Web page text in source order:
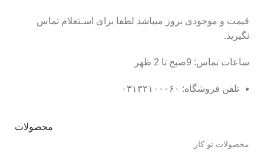
قیمت و موجودی بروز میباشد لطفا برای اسـتعلام تماس
نگیرید.
ساعات تماس: 9صبح تا 2 ظهر
تلفن فروشگاه: ۰۳۱۳۲۱۰۰۰۶۰
محصولات
محصولات تو کار